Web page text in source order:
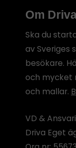
Om
Ska du
av Sveriges
besökare.
och mycket
och mallar.
VD &
Driva Eget